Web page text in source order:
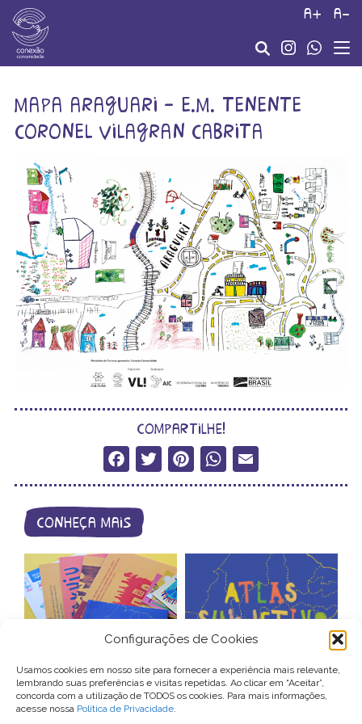
Configurações de Cookies
Usamos cookies em nosso site para fornecer a experiência mais relevante,
lembrando suas preferências e visitas repetidas. Ao clicar em “Aceitar”,
concorda com a utilização de TODOS os cookies. Para mais informações,
acesse nossa Política de Privacidade.
a+ a-
mapa araguari – e.m. tenente
coronel vilagran cabrita
compartilhe!
Facebook
Twitter
Pinterest
WhatsApp
conheça mais
catálogo de
produtos
atlas subjetivo